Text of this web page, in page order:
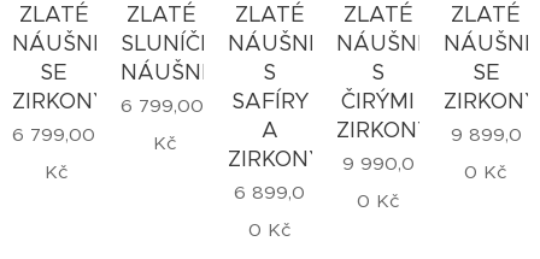
ZLATÉ
NÁUŠNICE
SE
ZIRKONY
6 799,00
Kč
ZLATÉ
SLUNÍČKOVÉ
NÁUŠNICE
6 799,00
Kč
ZLATÉ
NÁUŠNICE
S
SAFÍRY
A
ZIRKONY
6 899,0
0 Kč
ZLATÉ
NÁUŠNICE
S
ČIRÝMI
ZIRKONY
9 990,0
0 Kč
ZLATÉ
SE
ZIRKONY
9 899,0
0 Kč